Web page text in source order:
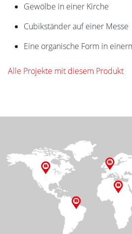
Gewölbe in einer Kirche
Cubikständer auf einer Messe
Eine organische Form in
Alle Projekte mit diesem Produkt